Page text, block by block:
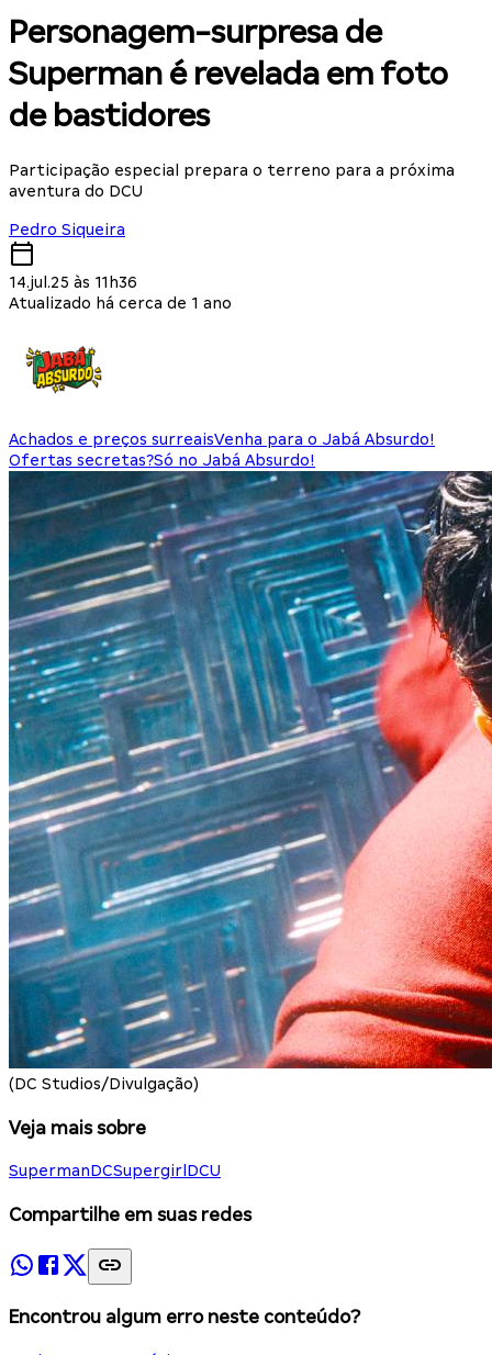
Personagem-surpresa de
Superman é revelada em foto
de bastidores
Participação especial prepara o terreno para a próxima
aventura do DCU
Pedro Siqueira
14.jul.25 às 11h36
Atualizado há cerca de 1 ano
Achados e preços surreaisVenha para o Jabá Absurdo!
Ofertas secretas?Só no Jabá Absurdo!
(DC Studios/Divulgação)
Veja mais sobre
SupermanDCSupergirl DCU
Compartilhe em suas redes
Encontrou algum erro neste conteúdo?